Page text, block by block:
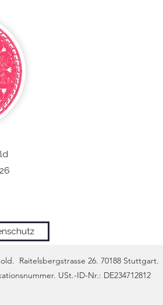
Raitelsbergstrasse 26. 70188 Stuttgart.
USt.-ID-Nr.: DE234712812